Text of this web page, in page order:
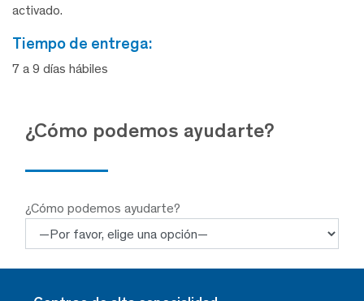
activado.
tiempo de entrega:
7 a 9 días hábiles
¿Cómo podemos ayudarte?
¿Cómo podemos ayudarte?